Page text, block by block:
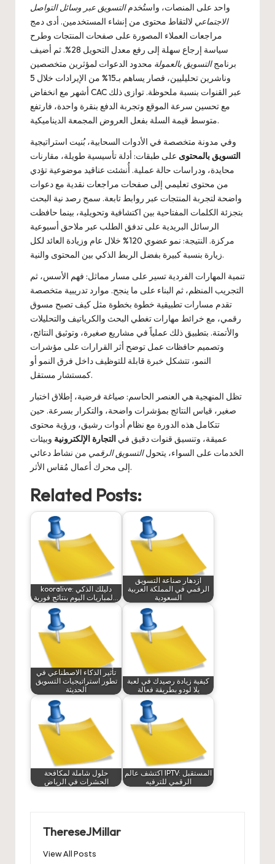
واحد على المنصات، واستُخدمالتسويق عبر وسائل التواصل
الاجتماعي لالتقاط محتوى من إنشاء المستخدمين. أدى دمج
مراجعات العملاء المصورة على صفحات المنتجات وطرح
سياسة إرجاع سهلة إلى رفع معدل التحويل 28%. ثم أضيف
برنامجالتسويق بالعمولة محدود الدعوات لمؤثرين متخصصين
وناشرين تحليليين، فصار يساهم بـ15% من الإيرادات خلال 5
أشهر مع انخفاض CAC عبر القنوات بنسبة ملحوظة. توازى ذلك
مع تحسين سرعة الموقع وتجربة الدفع بنقرة واحدة، فارتفع
متوسط قيمة السلة بفعل العروض المجمعة الديناميكية.
وفي مدونة متخصصة في الأدوات السحابية، بُنيت استراتيجية
التسويق بالمحتوى على طبقات: أدلة تأسيسية طويلة، مقارنات
محايدة، ودراسات حالة عملية. أُنشئت عناقيد موضوعية تؤدي
من محتوى تعليمي إلى صفحات مراجعات نقدية مع دعوات
واضحة لتجربة المنتجات عبر روابط تابعة. سمح رصد نية البحث
بتجزئة الكلمات المفتاحية بين اكتشافية وتحويلية، بينما حافظت
الرسائل البريدية على تدفق الطلب عبر ملاحق أسبوعية
مركزة. النتيجة: نمو عضوي 120% خلال عام وزيادة العائد لكل
زيارة بنسبة كبيرة بفضل الربط الذكي بين المحتوى والنية.
تنمية المهارات الفردية تسير على مسار مماثل: فهم الأسس، ثم
التجريب المنظم، ثم البناء على ما ينجح. موارد تدريبية متخصصة
تقدم مسارات تطبيقية خطوة بخطوة مثل كيف تصبح مسوق
رقمي، مع خرائط مهارات تغطي البحث والكرياتيف والتحليلات
والأتمتة. بتطبيق ذلك عملياً في مشاريع صغيرة، وتوثيق النتائج،
وتصميم حافظات عمل توضح أثر القرارات على مؤشرات
النمو، تتشكل خبرة قابلة للتوظيف داخل فرق النمو أو
كمستشار مستقل.
تظل المنهجية هي العنصر الحاسم: صياغة فرضية، إطلاق اختبار
صغير، قياس النتائج بمؤشرات واضحة، والتكرار بسرعة. حين
تتكامل هذه الدورة مع نظام أدوات رشيق، ورؤية محتوى
عميقة، وتنسيق قنوات دقيق في التجارة الإلكترونية وبيئات
الخدمات على السواء، يتحولالتسويق الرقمي من نشاط دعائي
إلى محرك أعمال مُقاس الأثر.
Related Posts:
kooralive: دليلك الذكي
ازدهار صناعة التسويق
الرقمي في المملكة العربية
السعودية
تأثير الذكاء الاصطناعي في
تطور استراتيجيات التسويق
الحديثة
كيفية زيادة رصيدك في لعبة
يلا لودو بطريقة فعالة
حلول شاملة لمكافحة
الحشرات في الرياض
اكتشف عالم IPTV: المستقبل
الرقمي للترفيه
ThereseJMillar
View All Posts